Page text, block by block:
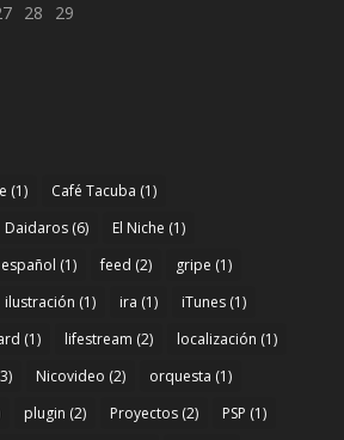
28
29
(1) Café Tacuba (1)
Daidaros(6) El Niche (1)
español (1) feed (2) gripe (1)
ilustración (1) ira (1) iTunes(1)
(1) lifestream (2) localización (1)
Nicovideo (2) orquesta (1)
plugin (2) Proyectos(2) PSP (1)